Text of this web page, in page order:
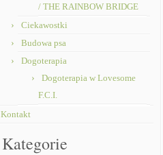
/ THE RAINBOW BRIDGE
Ciekawostki
Budowa psa
Dogoterapia
Dogoterapia w Lovesome
F.C.I.
Kontakt
Kategorie